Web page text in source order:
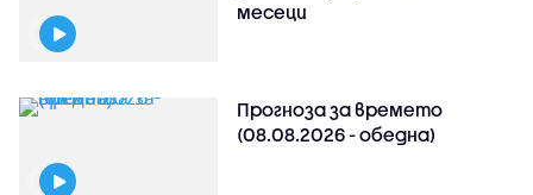
месеци
Прогноза за времето
(08.08.2026 - обедна)